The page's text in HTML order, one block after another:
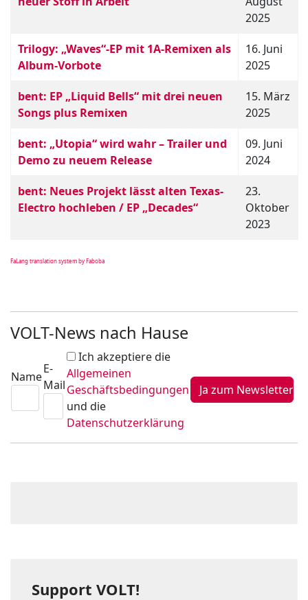
2025
Trilogy: „Waves“-EP mit 1A-Remixen als
Album-Vorbote
16. Juni
2025
bent: EP „Liquid Bells“ mit drei neuen
Songs plus Remixen
15. März
2025
bent: „Utopia“ wird wahr – Trailer und
Demo zu neuem Release
09. Juni
2024
bent: Neues Projekt lässt alten Texas-
Electro hochleben / EP „Decades“
23.
Oktober
2023
FaLang translation system by Faboba
VOLT-News nach Hause
Name
E-
Mail
Ich akzeptiere die
Allgemeinen
Geschäftsbedingungen
und die
Datenschutzerklärung
Support VOLT!